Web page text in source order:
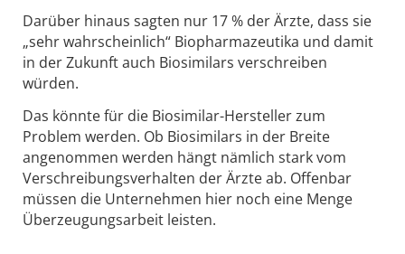
Darüber hinaus sagten nur 17 % der Ärzte, dass sie
„sehr wahrscheinlich“ Biopharmazeutika und damit
in der Zukunft auch Biosimilars verschreiben
würden.
Das könnte für die Biosimilar-Hersteller zum
Problem werden. Ob Biosimilars in der Breite
angenommen werden hängt nämlich stark vom
Verschreibungsverhalten der Ärzte ab. Offenbar
müssen die Unternehmen hier noch eine Menge
Überzeugungsarbeit leisten.